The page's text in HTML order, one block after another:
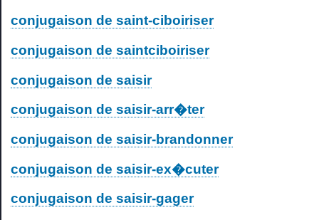
conjugaison de saint-ciboiriser
conjugaison de saintciboiriser
conjugaison de saisir
conjugaison de saisir-arr�ter
conjugaison de saisir-brandonner
conjugaison de saisir-ex�cuter
conjugaison de saisir-gager